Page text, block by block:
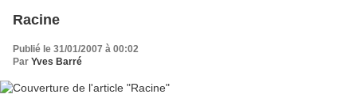
Racine
Publié le 31/01/2007 à 00:02
Par Yves Barré